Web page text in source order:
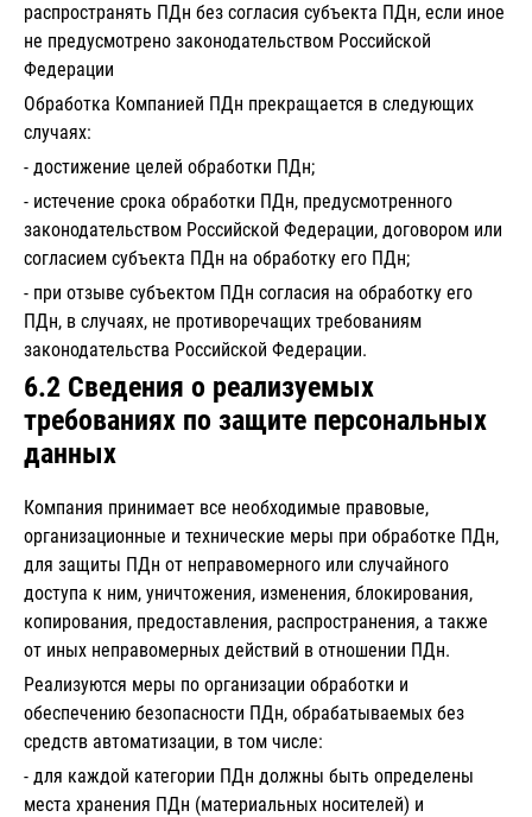
распространять ПДн без согласия субъекта ПДн, если иное
не предусмотрено законодательством Российской
Федерации
Обработка Компанией ПДн прекращается в следующих
случаях:
- достижение целей обработки ПДн;
- истечение срока обработки ПДн, предусмотренного
законодательством Российской Федерации, договором или
согласием субъекта ПДн на обработку его ПДн;
- при отзыве субъектом ПДн согласия на обработку его
ПДн, в случаях, не противоречащих требованиям
законодательства Российской Федерации.
6.2 Сведения о реализуемых
требованиях по защите персональных
данных
Компания принимает все необходимые правовые,
организационные и технические меры при обработке ПДн,
для защиты ПДн от неправомерного или случайного
доступа к ним, уничтожения, изменения, блокирования,
копирования, предоставления, распространения, а также
от иных неправомерных действий в отношении ПДн.
Реализуются меры по организации обработки и
обеспечению безопасности ПДн, обрабатываемых без
средств автоматизации, в том числе:
- для каждой категории ПДн должны быть определены
места хранения ПДн (материальных носителей) и